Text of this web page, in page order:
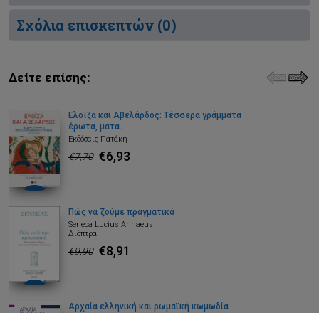
Σχόλια επισκεπτών (0)
Δείτε επίσης:
Ελοΐζα και Αβελάρδος: Τέσσερα γράμματα
έρωτα, ματα...
Εκδόσεις Πατάκη
€7,70 €6,93
Πώς να ζούμε πραγματικά
Seneca Lucius Annaeus
Διόπτρα
€9,90 €8,91
Αρχαία ελληνική και ρωμαϊκή κωμωδία